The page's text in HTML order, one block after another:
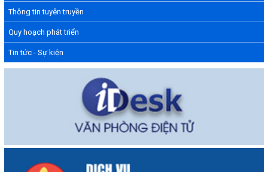
Thông tin tuyên truyền
Quy hoạch phát triển
Tin tức - Sự kiện